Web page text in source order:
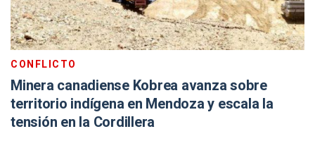
CONFLICTO
Minera canadiense Kobrea avanza sobre
territorio indígena en Mendoza y escala la
tensión en la Cordillera